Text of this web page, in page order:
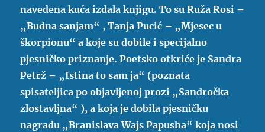
navedena kuća izdala knjigu. To su Ruža Rosi –
„Budna sanjam“ , Tanja Pucić – „Mjesec u
škorpionu“ a koje su dobile i specijalno
pjesničko priznanje. Poetsko otkriće je Sandra
Petrž – „Istina to sam ja“ (poznata
spisateljica po objavljenoj prozi „Sandročka
zlostavljna“ ), a koja je dobila pjesničku
nagradu „Branislava Wajs Papusha“ koja nosi